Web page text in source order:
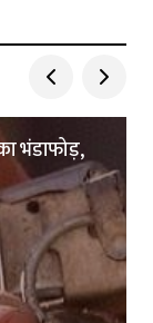
भंडाफोड़,